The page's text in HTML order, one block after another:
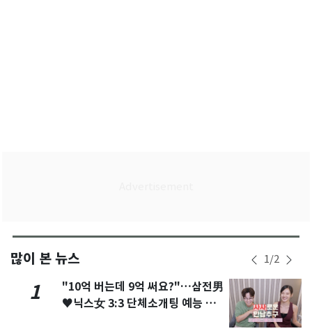
많이 본 뉴스 1/2
1
"10억 버는데 9억 써요?"…삼전男
♥닉스女 3:3 단체소개팅 예능 화